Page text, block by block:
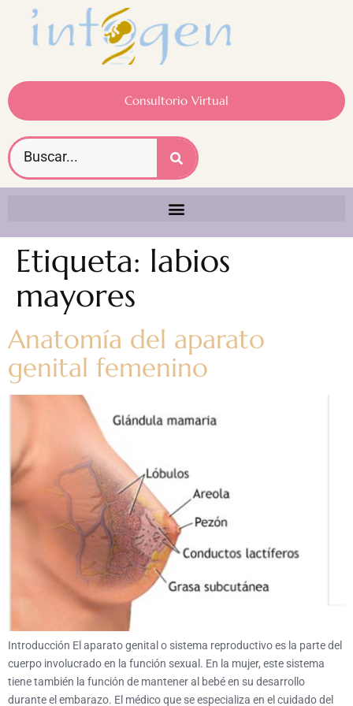
Consultorio Virtual
Etiqueta: labios
mayores
Anatomía del aparato
genital femenino
Introducción El aparato genital o sistema reproductivo es la parte del
cuerpo involucrado en la función sexual. En la mujer, este sistema
tiene también la función de mantener al bebé en su desarrollo
durante el embarazo. El médico que se especializa en el cuidado del